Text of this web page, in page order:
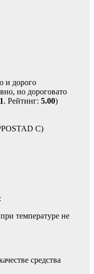
1. Рейтинг: 5.00)
C)
:
температуре не
средства